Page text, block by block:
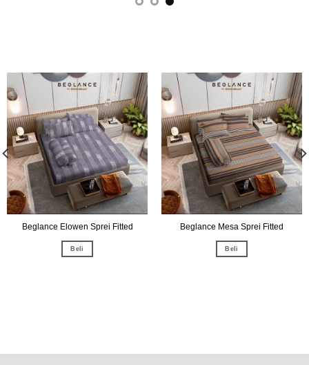
Beglance Elowen Sprei Fitted
Beli
Beglance Mesa Sprei Fitted
Beli